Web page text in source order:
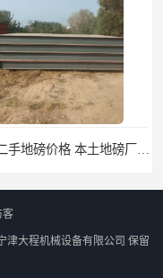
二手地磅价格 价格优惠
客
津大程机械设备有限公司 保留